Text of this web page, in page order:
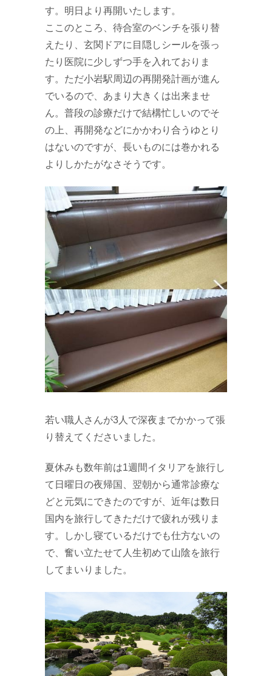
す。明日より再開いたします。
ここのところ、待合室のベンチを張り替
えたり、玄関ドアに目隠しシールを張っ
たり医院に少しずつ手を入れておりま
す。ただ小岩駅周辺の再開発計画が進ん
でいるので、あまり大きくは出来ませ
ん。普段の診療だけで結構忙しいのでそ
の上、再開発などにかかわり合うゆとり
はないのですが、長いものには巻かれる
よりしかたがなさそうです。
若い職人さんが3人で深夜までかかって張
り替えてくださいました。
夏休みも数年前は1週間イタリアを旅行し
て日曜日の夜帰国、翌朝から通常診療な
どと元気にできたのですが、近年は数日
国内を旅行してきただけで疲れが残りま
す。しかし寝ているだけでも仕方ないの
で、奮い立たせて人生初めて山陰を旅行
してまいりました。